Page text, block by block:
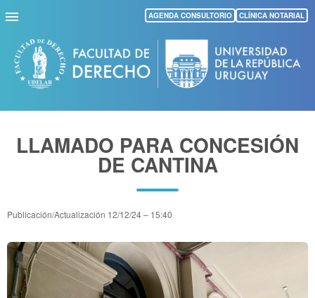
Pasar
al
contenido
principal
AGENDA CONSULTORIO CLÍNICA NOTARIAL
LLAMADO PARA CONCESIÓN
DE CANTINA
Publicación/Actualización 12/12/24 – 15:40